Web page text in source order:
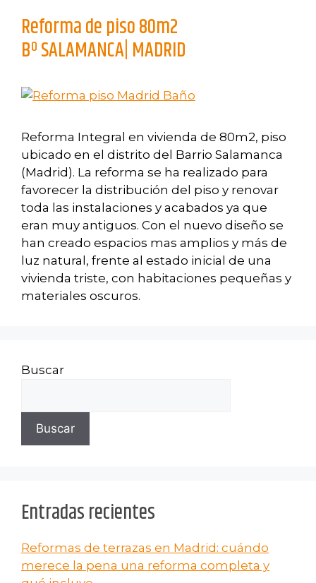
Reforma de piso 80m2
Bº SALAMANCA| MADRID
Reforma Integral en vivienda de 80m2, piso
ubicado en el distrito del Barrio Salamanca
(Madrid). La reforma se ha realizado para
favorecer la distribución del piso y renovar
toda las instalaciones y acabados ya que
eran muy antiguos. Con el nuevo diseño se
han creado espacios mas amplios y más de
luz natural, frente al estado inicial de una
vivienda triste, con habitaciones pequeñas y
materiales oscuros.
Buscar
Buscar
Entradas recientes
Reformas de terrazas en Madrid: cuándo
merece la pena una reforma completa y